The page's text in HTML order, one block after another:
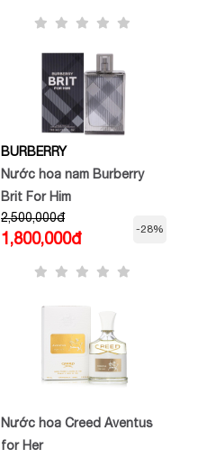
BURBERRY
Nước hoa nam Burberry
Brit For Him
2,500,000đ
1,800,000đ
-28%
Nước hoa Creed Aventus
for Her